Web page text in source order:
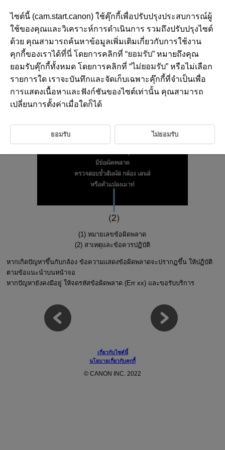
D185-236
รหัสข้อผิดพลาด
(1) หมายเลขข้อผิดพลาด
(2) สาเหตุและข้อควรปฏิบัติ
หากเกิดปัญหาขึ้นกับกล้อง ข้อความแสดงข้อผิดพลาดจะปรากฏขึ้น ให้ปฏิบัติ
ตามข้อแนะนำบนหน้าจอ
หากปัญหายังคงมีอยู่ ให้จดรหัสข้อผิดพลาด (Err xx) และขอรับบริการ
เกี่ยวกับไซต์นี้
นโยบายเกี่ยวกับคุกกี้
© CANON INC. 2022
ไซต์นี้ (cam.start.canon) ใช้คุ๊กกี้เพื่อปรับปรุงประสบการณ์ผู้
ใช้ของคุณและวิเคราะห์การดำเนินการ รวมถึงปรับปรุงไซต์
ด้วย คุณสามารถค้นหาข้อมูลเพิ่มเติมเกี่ยวกับการใช้งาน
คุกกี้ของเราได้ที่นี่โดยการคลิกที่ “ยอมรับ” หมายถึงคุณ
ยอมรับคุ๊กกี้ทั้งหมด โดยการคลิกที่ “ไม่ยอมรับ” หรือไม่เลือก
รายการใด เราจะบันทึกและจัดเก็บเฉพาะคุ๊กกี้ที่จำเป็นเพื่อ
การแสดงเนื้อหาและฟังก์ชันของไซต์เท่านั้น คุณสามารถ
เปลี่ยนการตั้งค่าเมื่อใดก็ได้
ยอมรับ ไม่ยอมรับ